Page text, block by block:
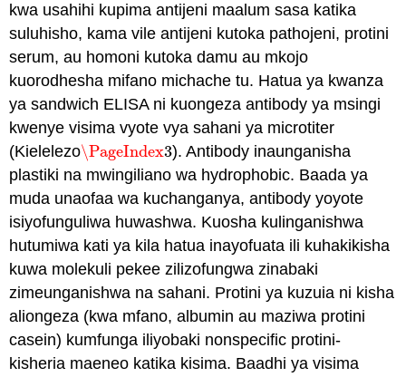
kwa usahihi kupima antijeni maalum sasa katika
suluhisho, kama vile antijeni kutoka pathojeni, protini
serum, au homoni kutoka damu au mkojo
kuorodhesha mifano michache tu. Hatua ya kwanza
ya sandwich ELISA ni kuongeza antibody ya msingi
kwenye visima vyote vya sahani ya microtiter
(Kielelezo\PageIndex3
\PageIndex3). Antibody inaunganisha
plastiki na mwingiliano wa hydrophobic. Baada ya
muda unaofaa wa kuchanganya, antibody yoyote
isiyofunguliwa huwashwa. Kuosha kulinganishwa
hutumiwa kati ya kila hatua inayofuata ili kuhakikisha
kuwa molekuli pekee zilizofungwa zinabaki
zimeunganishwa na sahani. Protini ya kuzuia ni kisha
aliongeza (kwa mfano, albumin au maziwa protini
casein) kumfunga iliyobaki nonspecific protini-
kisheria maeneo katika kisima. Baadhi ya visima